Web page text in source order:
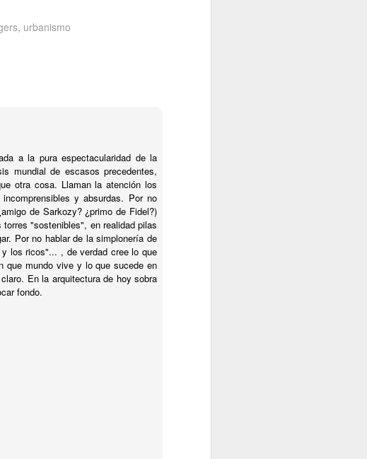
urbanismo
a la pura espectacularidad de la
mundial de escasos precedentes,
otra cosa. Llaman la atención los
y absurdas. Por no
de Sarkozy? ¿primo de Fidel?)
"sostenibles", en realidad pilas
Por no hablar de la simplonería de
los ricos"... , de verdad cree lo que
que mundo vive y lo que sucede en
En la arquitectura de hoy sobra
fondo.